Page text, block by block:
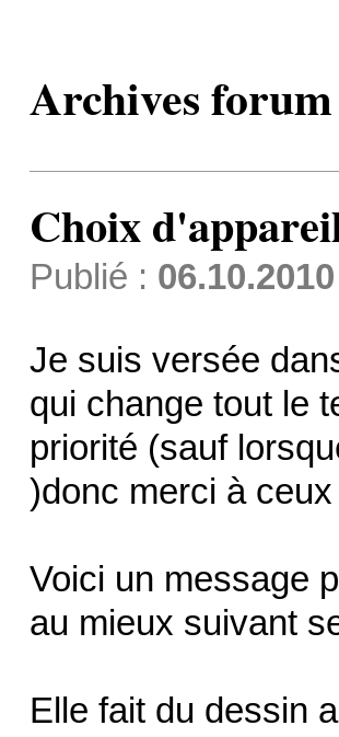
Archives
Choix
Publié :
Je suis versée
qui change tout le
priorité (sauf
)donc merci à
Voici un message
au mieux suivant
Elle fait du dessin